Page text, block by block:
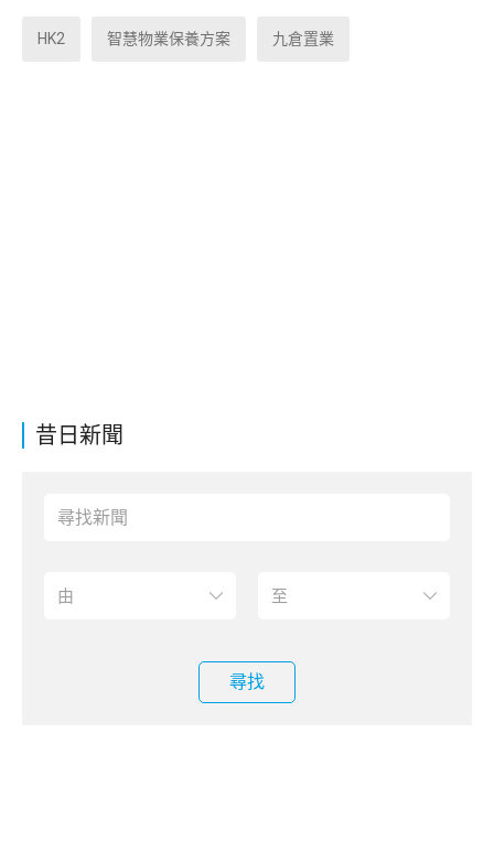
昔日新聞
尋找
HK2 智慧物業保養方案 九倉置業